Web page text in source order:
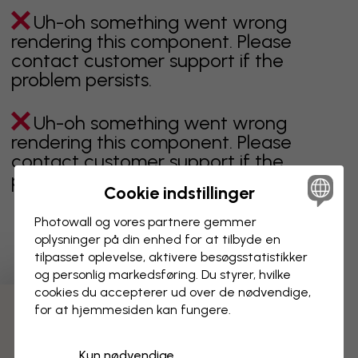
Uh-oh something went wrong
rendering this component. Please
contact customer support if the
problem persists.
Uh-oh something went wrong
rendering this component. Please
contact customer support if the
problem persists.
Viser side 1 af 6 sider
Opdag flere kategorier
Cookie indstillinger
Photowall og vores partnere gemmer
oplysninger på din enhed for at tilbyde en
tilpasset oplevelse, aktivere besøgs­statistikker
og personlig markedsføring. Du styrer, hvilke
cookies du accepterer ud over de nødvendige,
for at hjemmesiden kan fungere.